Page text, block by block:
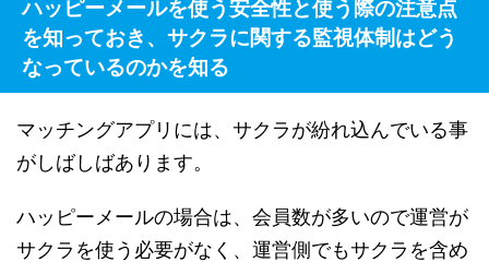
ハッピーメールを使う安全性と使う際の注意点
を知っておき、サクラに関する監視体制はどう
なっているのかを知る
マッチングアプリには、サクラが紛れ込んでいる事
がしばしばあります。
ハッピーメールの場合は、会員数が多いので運営が
サクラを使う必要がなく、運営側でもサクラを含め